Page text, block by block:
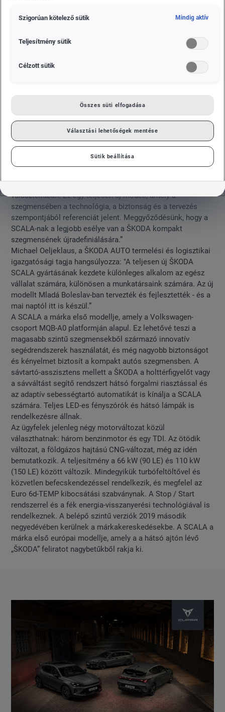
választékában. Ez egy teljesen új modell, amely a
szegmensében a technológia, a biztonság és a tervezés
szempontjából referenciát jelent. Meggyőződésünk, hogy a
SCALA-nak a legjobb esélye van a ŠKODA kompakt
szegmensének újradefiniálására.”
Michael Oeljeklaus, a ŠKODA AUTO termelési és logisztikai
igazgatósági tagja hangsúlyozza: "A teljesen új ŠKODA
SCALA gyártásának kezdete különleges alkalom az egész
vállalat számára, különösen a munkatársaink számára. Az új
modellt Mladá Boleslav-ban tervezték és fejlesztették - és a
mai naptól itt is készül.”
A SCALA a márka első modellje, amely a Volkswagen-
csoport MQB-A0 platformján alapul. Ez lehetővé teszi a
magasabb szintű szegmensekből származó innovatív
segédrendszerek használatát, és még nagyobb biztonságot
és kényelmet biztosít a kompakt autós szegmensben. A
sávtartó-asszisztens mellett a ŠKODA a holttérfigyelőt vagy
a sávváltást segítő rendszert hátsó forgalmi riasztással és
az adaptív sebességtartó automatikát is kínálja a SCALA
számára. Teljes LED-es fényszórók és hátsó lámpák is
rendelkezésre állnak.
Az ügyfelek jelenleg négy motorváltozat közül
választhatnak: három benzinmotor és egy TDI. Az ötödik
változat, a földgázos hajtású CNG-változat, még az idén
bemutatkozik. A teljesítmény a 66 kW (90 LE) és 110 kW
(150 LE) között változik. Mindegyikük turbófeltöltővel és
közvetlen befecskendezéssel rendelkezik, és megfelel az
Euro 6d-TEMP kibocsátási szabványnak. A Stop / Start
rendszerrel és a fék energia-visszanyerési technológiával is
rendelkeznek. A belépő szintű verziók 2019 második
negyedévében kerülnek a márkakereskedésekbe. A SCALA a
márka első európai modellje, amely a a hátsó ajtón lévő
„ŠKODA” feliratot nagybetűkből rakja ki.
Szigorúan kötelező sütik Mindig aktív
Teljesítmény sütik
Célzott sütik
Összes süti elfogadása
Választási lehetőségek mentése
Sütik beállítása